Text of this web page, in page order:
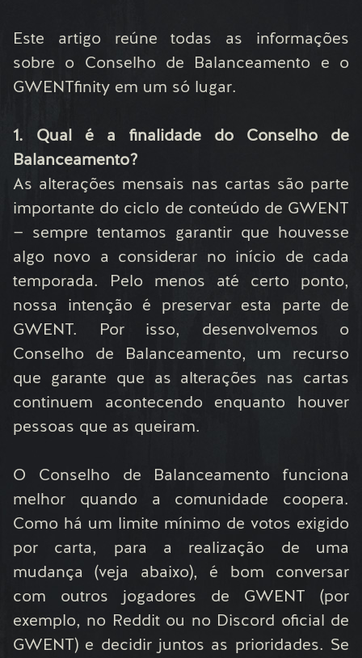
Este artigo reúne todas as informações
sobre o Conselho de Balanceamento e o
GWENTfinity em um só lugar.
1. Qual é a finalidade do Conselho de
Balanceamento?
As alterações mensais nas cartas são parte
importante do ciclo de conteúdo de GWENT
— sempre tentamos garantir que houvesse
algo novo a considerar no início de cada
temporada. Pelo menos até certo ponto,
nossa intenção é preservar esta parte de
GWENT. Por isso, desenvolvemos o
Conselho de Balanceamento, um recurso
que garante que as alterações nas cartas
continuem acontecendo enquanto houver
pessoas que as queiram.
O Conselho de Balanceamento funciona
melhor quando a comunidade coopera.
Como há um limite mínimo de votos exigido
por carta, para a realização de uma
mudança (veja abaixo), é bom conversar
com outros jogadores de GWENT (por
exemplo, no Reddit ou no Discord oficial de
GWENT) e decidir juntos as prioridades. Se